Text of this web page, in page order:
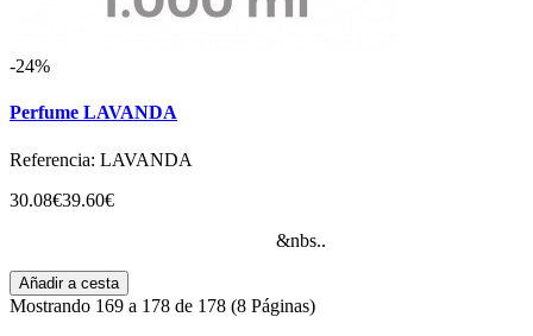
-24%
Perfume LAVANDA
Referencia: LAVANDA
30.08€39.60€
&nbs..
Añadir a cesta
Mostrando 169 a 178 de 178 (8 Páginas)